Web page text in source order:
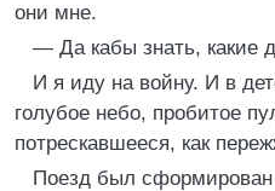
они мне.
— Да кабы знать, какие
И я иду на войну. И в
голубое небо, пробитое
потрескавшееся, как
Поезд был сформирован